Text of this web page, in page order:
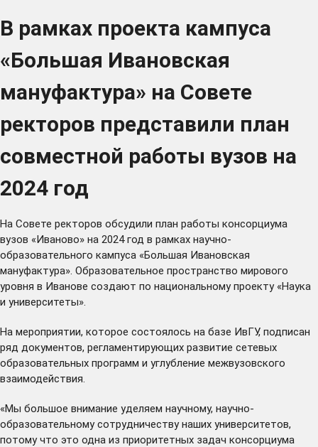
В рамках проекта кампуса
«Большая Ивановская
мануфактура» на Совете
ректоров представили план
совместной работы вузов на
2024 год
На Совете ректоров обсудили план работы консорциума
вузов «Иваново» на 2024 год в рамках научно-
образовательного кампуса «Большая Ивановская
мануфактура». Образовательное пространство мирового
уровня в Иванове создают по национальному проекту «Наука
и университеты».
На мероприятии, которое состоялось на базе ИвГУ, подписан
ряд документов, регламентирующих развитие сетевых
образовательных программ и углубление межвузовского
взаимодействия.
«Мы большое внимание уделяем научному, научно-
образовательному сотрудничеству наших университетов,
потому что это одна из приоритетных задач консорциума